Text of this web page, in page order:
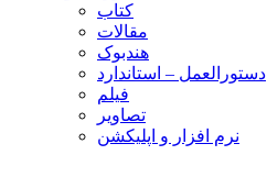
کتاب
مقالات
هندبوک
دستورالعمل – استاندارد
فیلم
تصاویر
نرم افزار و اپلیکشن